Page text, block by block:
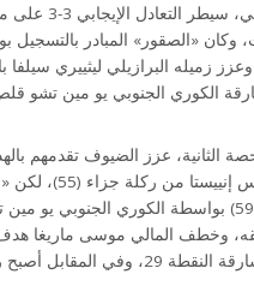
وفي اللقاء
وكان «الصقور» المبادر بالتسجيل
الكوري الجنوبي يو مين تشو قلص
الثانية، عزز الضيوف تقدمهم
الإسباني أندرياس
وقلص الفارق (59) بواسطة الكوري الجنوبي
النتيجة جمع الشارقة النقطة 29،